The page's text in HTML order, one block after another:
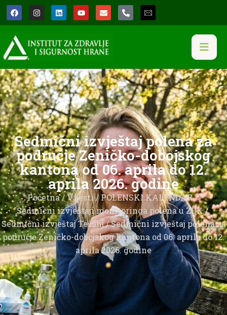
Sedmični izvještaj polena za
područje Zeničko-dobojskog
kantona od 06. aprila do 12.
aprila 2026. godine
Početna/Vijesti/POLENSKI KALENDAR/
Sedmični izvještaji monitoringa polena u ZDK/
Sedmični izvještaj Tešanj/ Sedmični izvještaj polena za
područje Zeničko-dobojskog kantona od 06. aprila do 12.
aprila 2026. godine